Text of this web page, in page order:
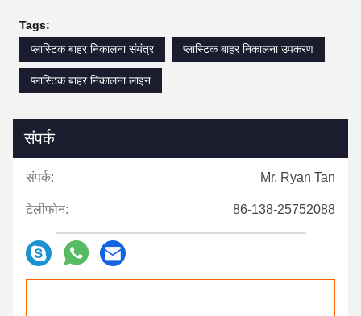
Tags:
प्लास्टिक बाहर निकालना संयंत्र
प्लास्टिक बाहर निकालना उपकरण
प्लास्टिक बाहर निकालना लाइन
संपर्क
संपर्क: Mr. Ryan Tan
टेलीफोन: 86-138-25752088